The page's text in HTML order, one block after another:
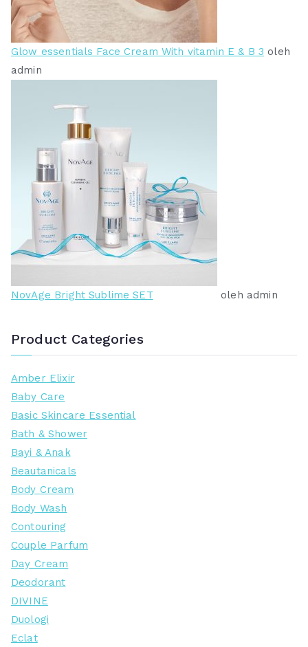
Glow essentials Face Cream With vitamin E & B 3 oleh
admin
NovAge Bright Sublime SET oleh admin
Product Categories
Amber Elixir
Baby Care
Basic Skincare Essential
Bath & Shower
Bayi & Anak
Beautanicals
Body Cream
Body Wash
Contouring
Couple Parfum
Day Cream
Deodorant
DIVINE
Duologi
Eclat